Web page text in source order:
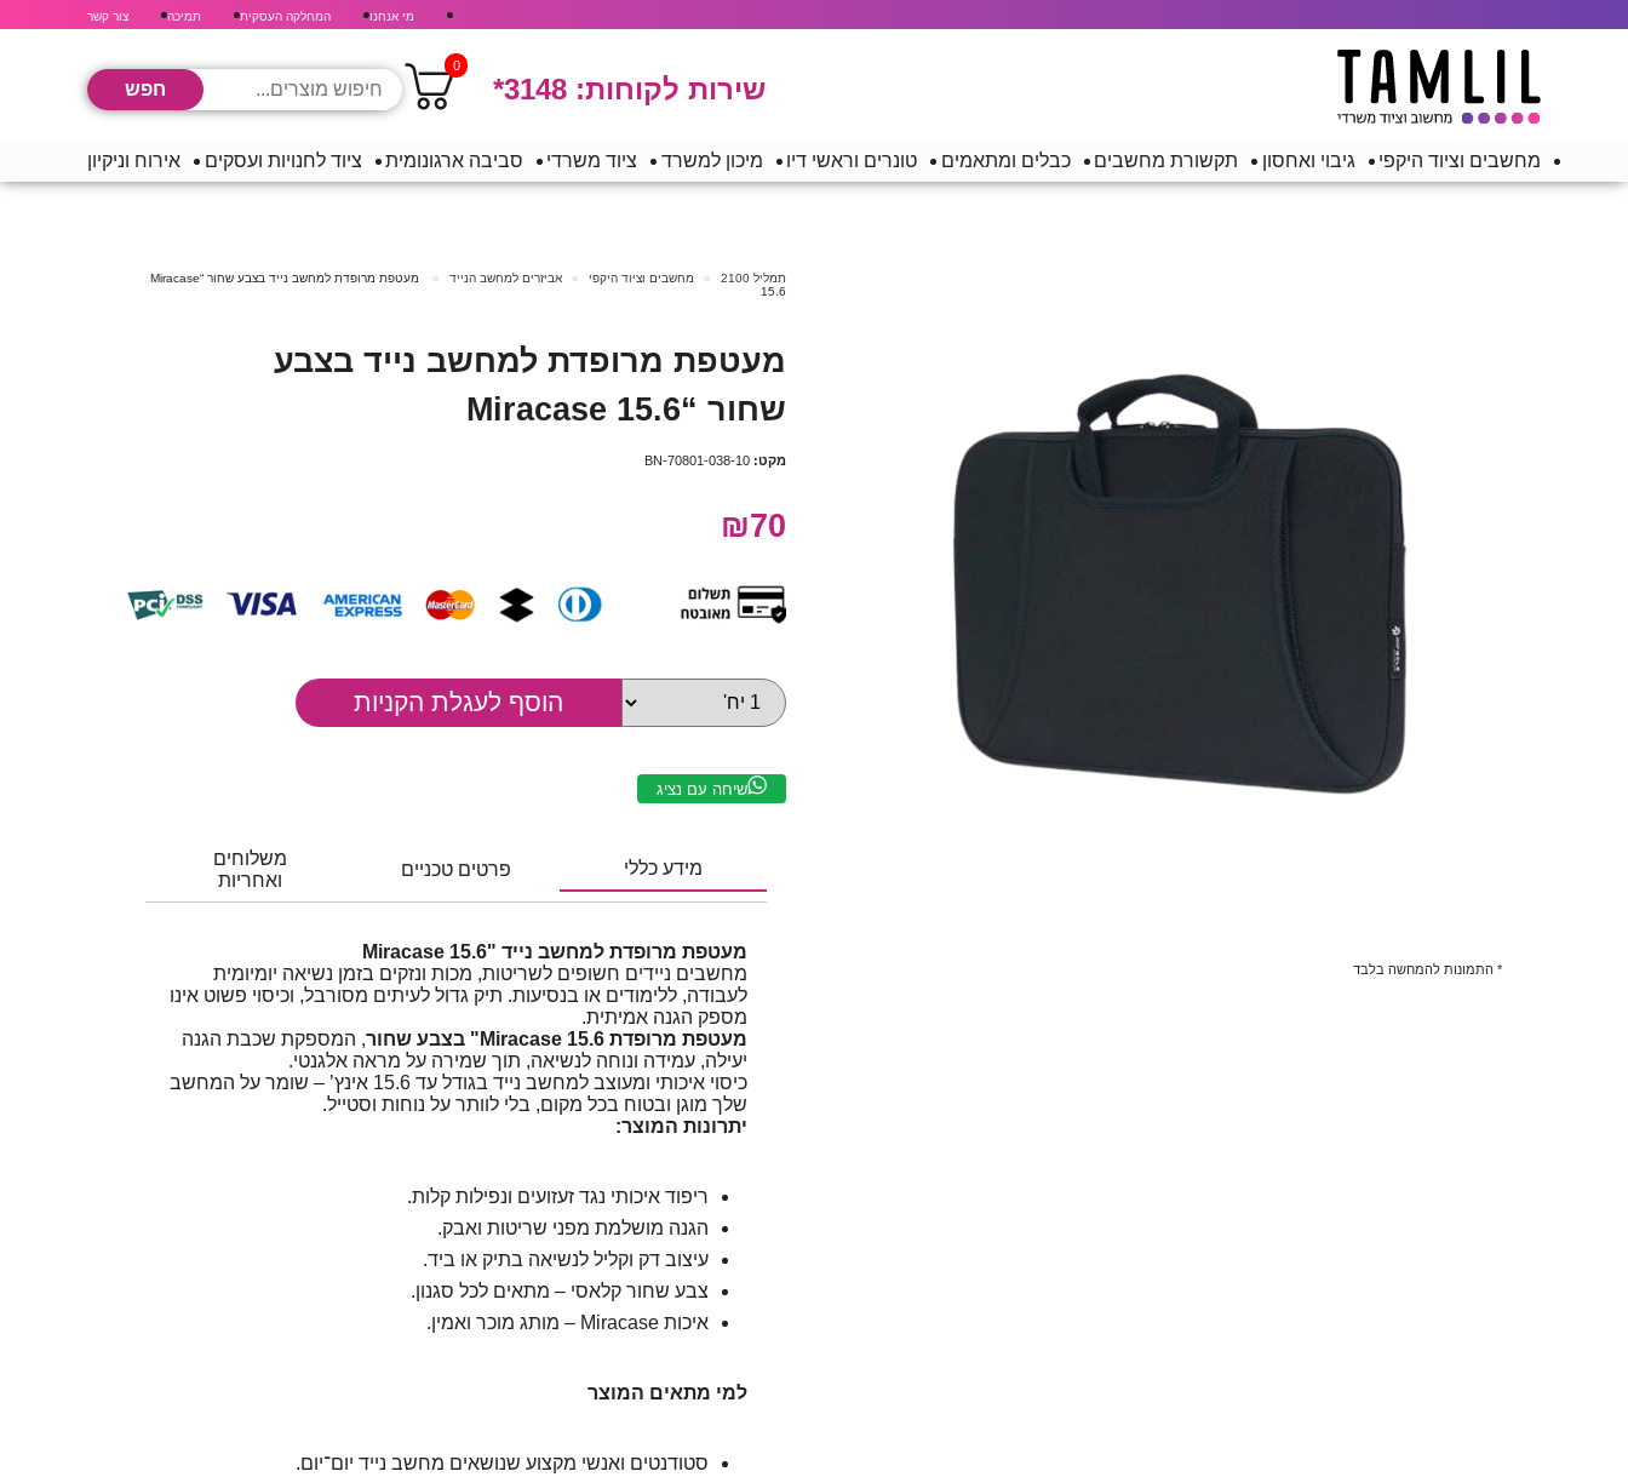
מי אנחנו המחלקה העסקית תמיכה צור קשר
שירות לקוחות: *3148
0
מחשבים וציוד היקפי גיבוי ואחסון תקשורת מחשבים כבלים ומתאמים טונרים וראשי דיו מיכון למשרד ציוד משרדי סביבה ארגונומית ציוד לחנויות ועסקים אירוח וניקיון
* התמונות להמחשה בלבד
תמליל 2100 מחשבים וציוד היקפי אביזרים למחשב הנייד
מעטפת מרופדת למחשב נייד בצבע שחור “Miracase
15.6
מעטפת מרופדת למחשב נייד בצבע
שחור “Miracase 15.6
מקט: BN-70801-038-10
₪70
שיחה עם נציג
מידע כללי פרטים טכניים
משלוחים
ואחריות
מעטפת מרופדת למחשב נייד "Miracase 15.6
מחשבים ניידים חשופים לשריטות, מכות ונזקים בזמן נשיאה יומיומית
לעבודה, ללימודים או בנסיעות. תיק גדול לעיתים מסורבל, וכיסוי פשוט אינו
מספק הגנה אמיתית.
מעטפת מרופדת Miracase 15.6" בצבע שחור
, המספקת שכבת הגנה
יעילה, עמידה ונוחה לנשיאה, תוך שמירה על מראה אלגנטי.
כיסוי איכותי ומעוצב למחשב נייד בגודל עד ‎15.6‎ אינץ’ – שומר על המחשב
שלך מוגן ובטוח בכל מקום, בלי לוותר על נוחות וסטייל.
יתרונות המוצר:
ריפוד איכותי נגד זעזועים ונפילות קלות.
הגנה מושלמת מפני שריטות ואבק.
עיצוב דק וקליל לנשיאה בתיק או ביד.
צבע שחור קלאסי – מתאים לכל סגנון.
איכות Miracase – מותג מוכר ואמין.
למי מתאים המוצר
סטודנטים ואנשי מקצוע שנושאים מחשב נייד יום־יום.